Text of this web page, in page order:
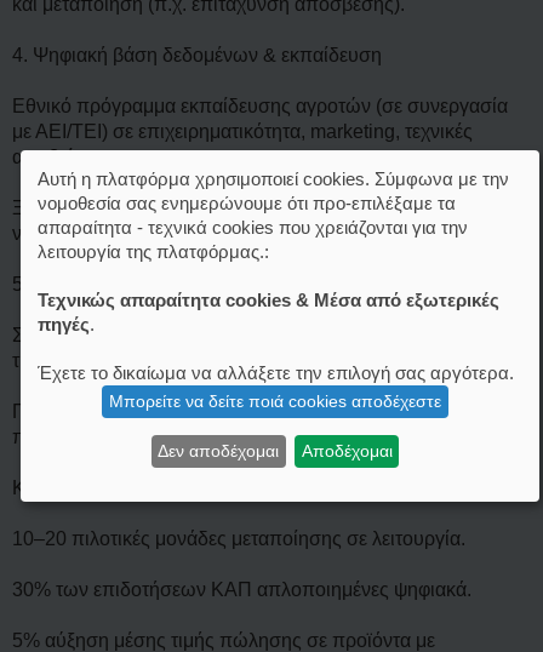
4. Ψηφιακή βάση δεδομένων & εκπαίδευση
Εθνικό πρόγραμμα εκπαίδευσης αγροτών (σε συνεργασία
με ΑΕΙ/ΤΕΙ) σε επιχειρηματικότητα, marketing, τεχνικές
ακριβείας.
Ξεκινά ψηφιακός κόμβος καταγραφής παραγωγής, κόστους,
νερού.
5. Quick wins
Στήριξη μικρών μονάδων τυποποίησης ελαιολάδου και
τυριού — γρήγορη αύξηση τιμής πώλησης.
Προγράμματα μείωσης κόστους ζωοτροφών μέσω τοπικής
παραγωγής.
KPI (έτη 1–3):
10–20 πιλοτικές μονάδες μεταποίησης σε λειτουργία.
30% των επιδοτήσεων ΚΑΠ απλοποιημένες ψηφιακά.
5% αύξηση μέσης τιμής πώλησης σε προϊόντα με
Αυτή η πλατφόρμα χρησιμοποιεί cookies. Σύμφωνα με την
νομοθεσία σας ενημερώνουμε ότι προ-επιλέξαμε τα
απαραίτητα - τεχνικά cookies που χρειάζονται για την
λειτουργία της πλατφόρμας.:
Τεχνικώς απαραίτητα cookies & Μέσα από εξωτερικές
πηγές.
Έχετε το δικαίωμα να αλλάξετε την επιλογή σας αργότερα.
Μπορείτε να δείτε ποιά cookies αποδέχεστε
Δεν αποδέχομαι Αποδέχομαι